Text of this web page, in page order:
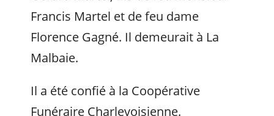
Francis Martel et de feu dame
Florence Gagné. Il demeurait à La
Malbaie.
Il a été confié à la Coopérative
Funéraire Charlevoisienne.